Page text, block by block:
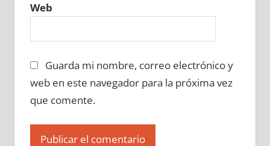
Web
Guarda mi nombre, correo electrónico y
web en este navegador para la próxima vez
que comente.